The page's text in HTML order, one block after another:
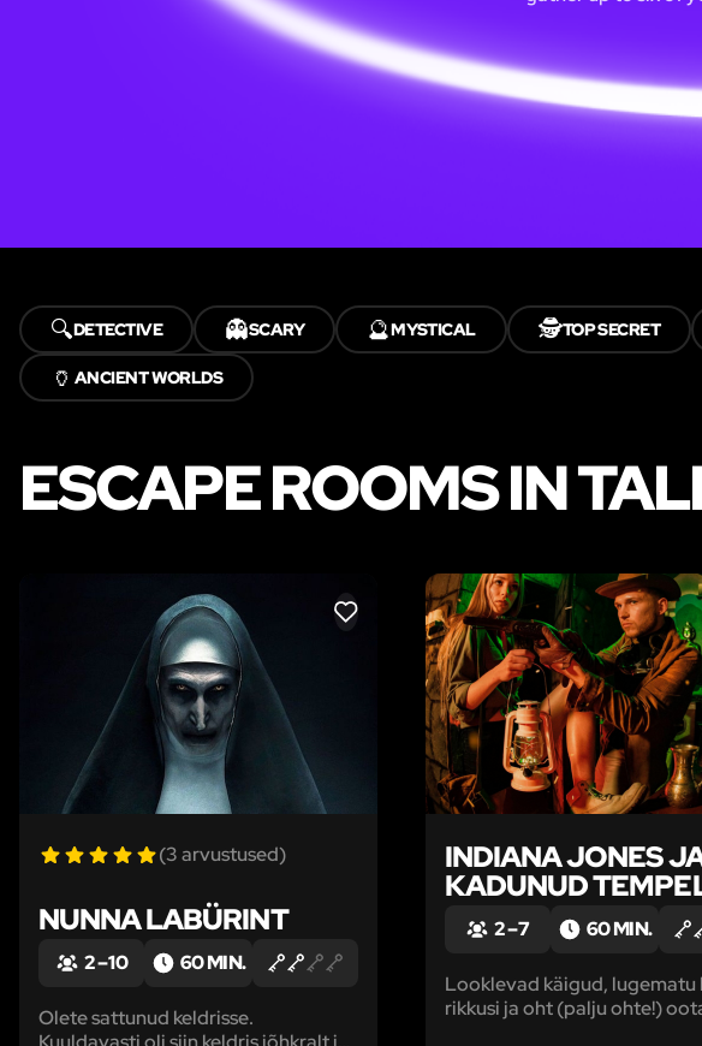
🔍DETECTIVE 👻SCARY 🔮MYSTICAL 🕵️TOP SECRET
🏺 ANCIENT WORLDS
ESCAPE ROOMS IN
LIKE
(3 arvustused)
NUNNA LABÜRINT
2 – 10 60 MIN.
Olete sattunud keldrisse.
INDIANA JONES
KADUNUD
2 – 7 60 MIN.
Looklevad käigud, lugematu
rikkusi ja oht (palju ohte!)